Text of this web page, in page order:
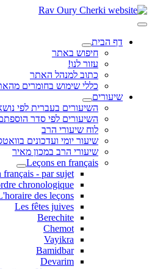
דף הבית
חיפוש באתר
עזור לנו!
כתוב למנהל האתר
כללי שימוש בחומרים
שיעורים
השיעורים בעברית לפי
השיעורים לפי סדר
לוח שיעורי הרב
שיעור יומי ועדכונים
שיעורי הרב במכון מאיר
Leçons en français
français - par sujet
chronologique
des leçons
Les fêtes juives
Berechite
Chemot
Vayikra
Bamidbar
Devarim